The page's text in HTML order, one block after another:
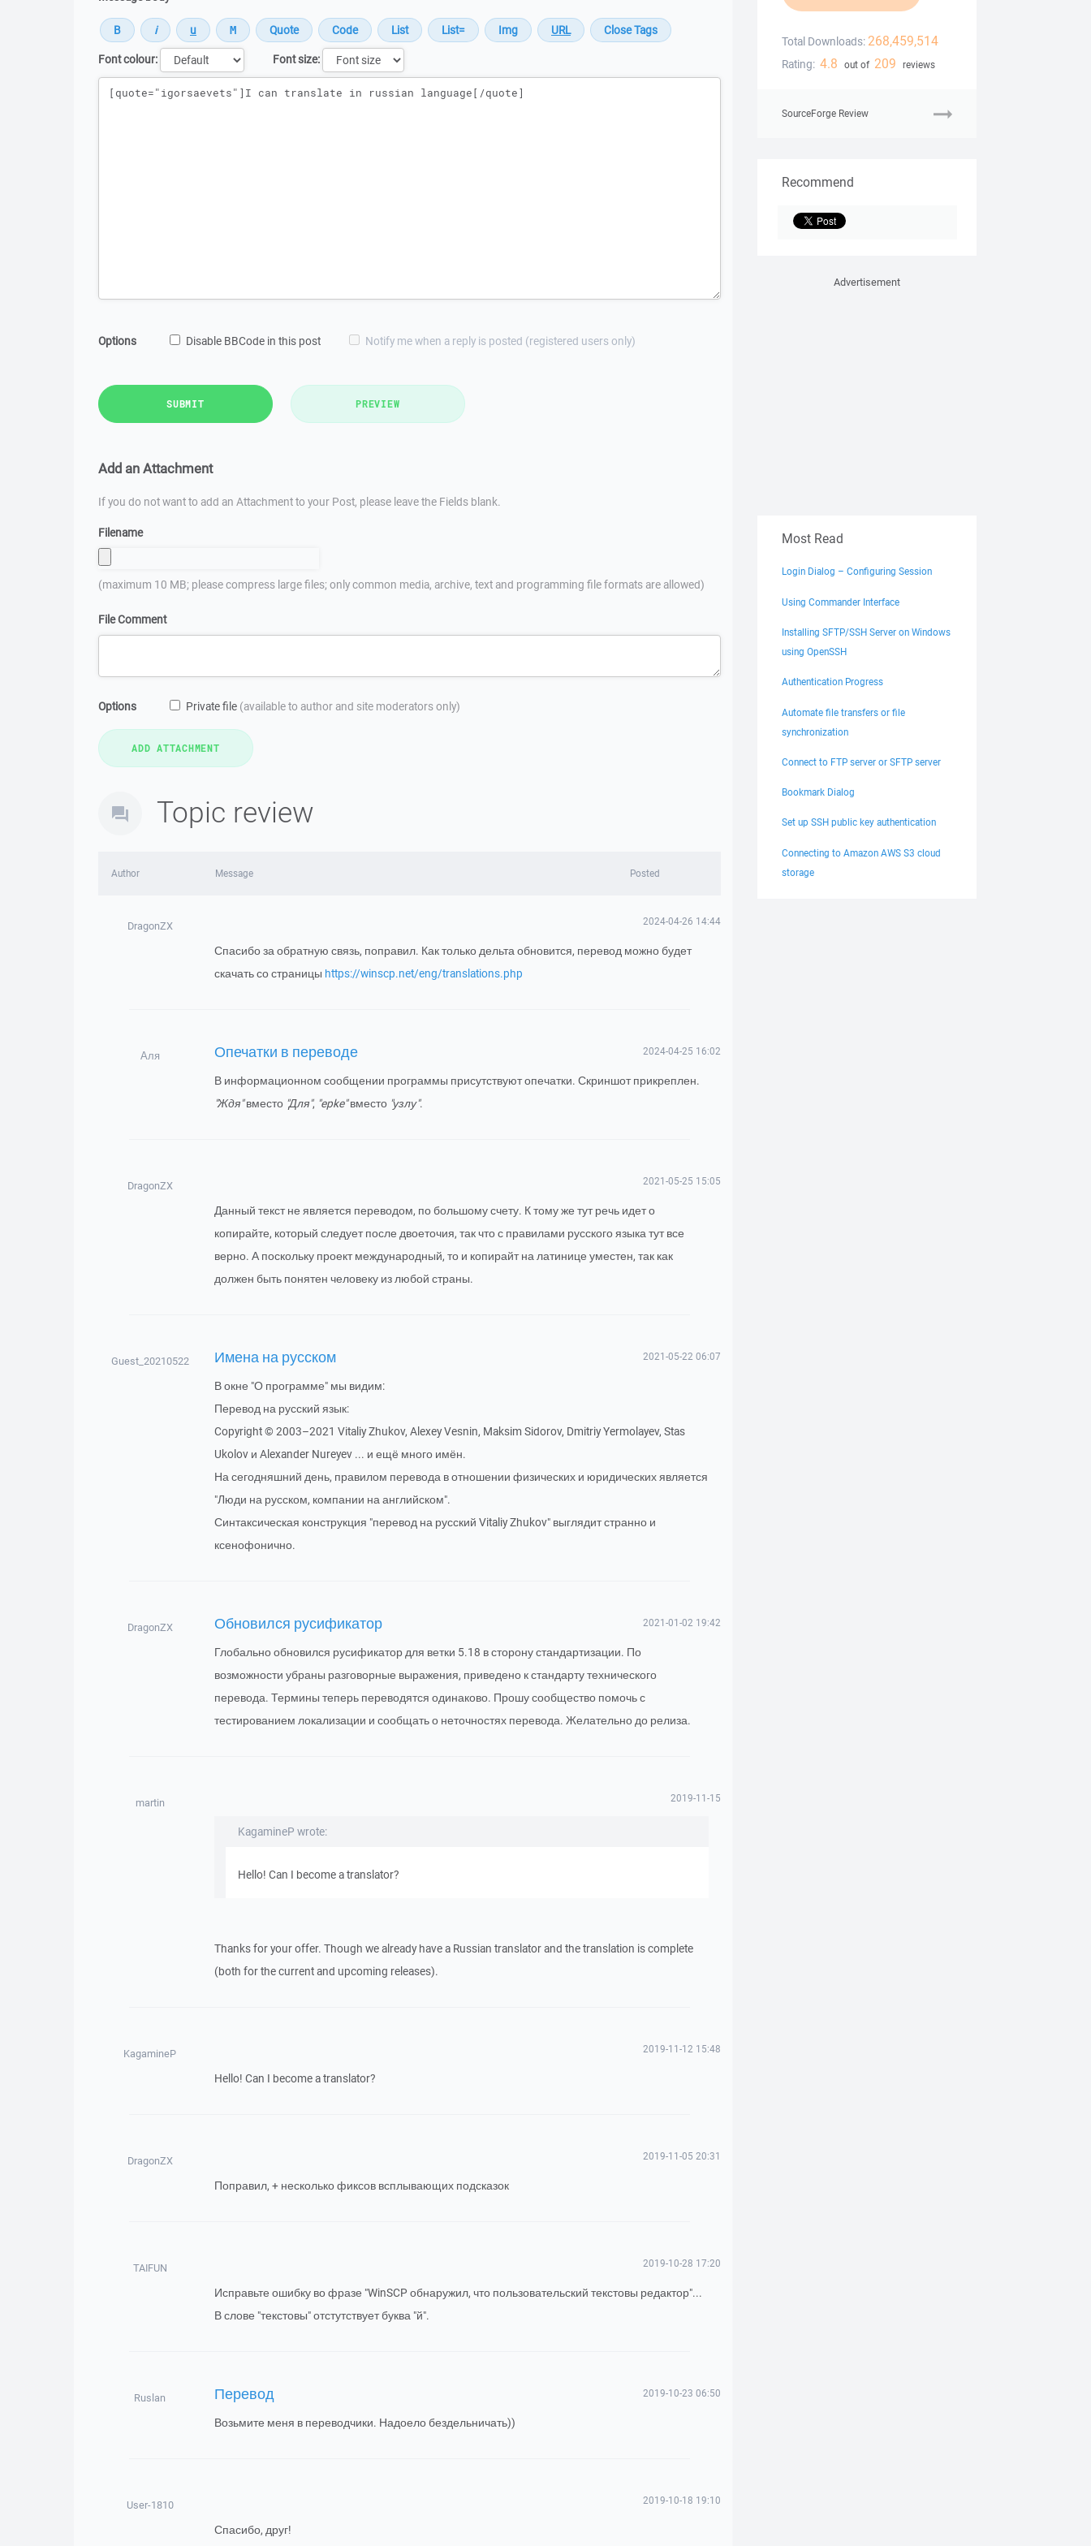
Font colour:
Font size:
Message
Options Disable BBCode in this post Notify me when a reply is posted (registered users only)
SUBMIT PREVIEW
Add an Attachment
If you do not want to add an Attachment to your Post, please leave the Fields blank.
Filename
(maximum 10 MB; please compress large files; only common media, archive, text and programming file formats are allowed)
File Comment
Options Private file (available to author and site moderators only)
Topic review
Author Message Posted
DragonZX 2024-04-26 14:44
Спасибо за обратную связь, поправил. Как только дельта обновится, перевод можно будет
скачать со страницы https://winscp.net/eng/translations.php
Аля Опечатки в переводе 2024-04-25 16:02
В информационном сообщении программы присутствуют опечатки. Скриншот прикреплен.
"Ждя"вместо "Для", "epke"вместо "узлу".
DragonZX 2021-05-25 15:05
Данный текст не является переводом, по большому счету. К тому же тут речь идет о
копирайте, который следует после двоеточия, так что с правилами русского языка тут все
верно. А поскольку проект международный, то и копирайт на латинице уместен, так как
должен быть понятен человеку из любой страны.
Guest_20210522 Имена на русском 2021-05-22 06:07
В окне "О программе" мы видим:
Перевод на русский язык:
Copyright © 2003–2021 Vitaliy Zhukov, Alexey Vesnin, Maksim Sidorov, Dmitriy Yermolayev, Stas
Ukolov и Alexander Nureyev ... и ещё много имён.
На сегодняшний день, правилом перевода в отношении физических и юридических является
"Люди на русском, компании на английском".
Синтаксическая конструкция "перевод на русский Vitaliy Zhukov" выглядит странно и
ксенофонично.
DragonZX Обновился русификатор 2021-01-02 19:42
Глобально обновился русификатор для ветки 5.18 в сторону стандартизации. По
возможности убраны разговорные выражения, приведено к стандарту технического
перевода. Термины теперь переводятся одинаково. Прошу сообщество помочь с
тестированием локализации и сообщать о неточностях перевода. Желательно до релиза.
martin 2019-11-15
KagamineP wrote:
Hello! Can I become a translator?
Thanks for your offer. Though we already have a Russian translator and the translation is complete
(both for the current and upcoming releases).
KagamineP 2019-11-12 15:48
Hello! Can I become a translator?
DragonZX 2019-11-05 20:31
Поправил, + несколько фиксов всплывающих подсказок
TAIFUN 2019-10-28 17:20
Исправьте ошибку во фразе "WinSCP обнаружил, что пользовательский текстовы редактор"...
В слове "текстовы" отстутствует буква "й".
Ruslan Перевод 2019-10-23 06:50
Возьмите меня в переводчики. Надоело бездельничать))
User-1810 2019-10-18 19:10
Спасибо, друг!
Total Downloads: 268,459,514
Rating: 4.8 out of 209 reviews
SourceForge Review
Recommend
Advertisement
Most Read
Login Dialog – Configuring Session
Using Commander Interface
Installing SFTP/SSH Server on Windows
using OpenSSH
Authentication Progress
Automate file transfers or file
synchronization
Connect to FTP server or SFTP server
Bookmark Dialog
Set up SSH public key authentication
Connecting to Amazon AWS S3 cloud
storage